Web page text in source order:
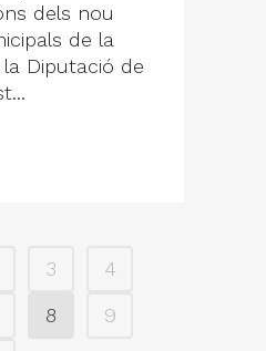
dels nou
de la
Diputació de
3
4
8
9